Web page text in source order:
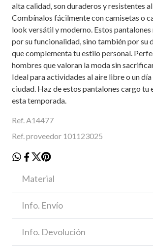
alta calidad, son duraderos y resistentes
Combínalos fácilmente con camisetas o
look versátil y moderno. Estos
por su funcionalidad, sino también por su
que complementa tu estilo personal.
hombres que valoran la moda sin
Ideal para actividades al aire libre o un
ciudad. Haz de estos pantalones cargo
esta temporada.
Ref. A14477
Ref. proveedor 101123025
Material
Info. Envío
Info. Devolución